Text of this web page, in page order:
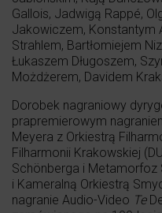
Gallois, Jadwigą Rappé,
Jakowiczem, Konstantym
Strahlem, Bartłomiejem
Łukaszem Długoszem,
Możdżerem, Davidem
Dorobek nagraniowy
prapremierowym
Meyera z Orkiestrą
Filharmonii Krakowskiej
Schönberga i Metamorfoz
i Kameralną Orkiestrą
nagranie Audio-Video Te